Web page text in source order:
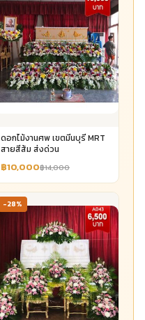
ดอกไม้งานศพ เขตมีนบุรี MRT
สายสีส้ม ส่งด่วน
฿10,000฿14,000
-28%